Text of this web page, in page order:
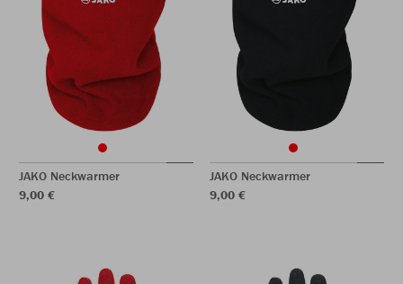
JAKO Neckwarmer
9,00 €
JAKO Neckwarmer
9,00 €